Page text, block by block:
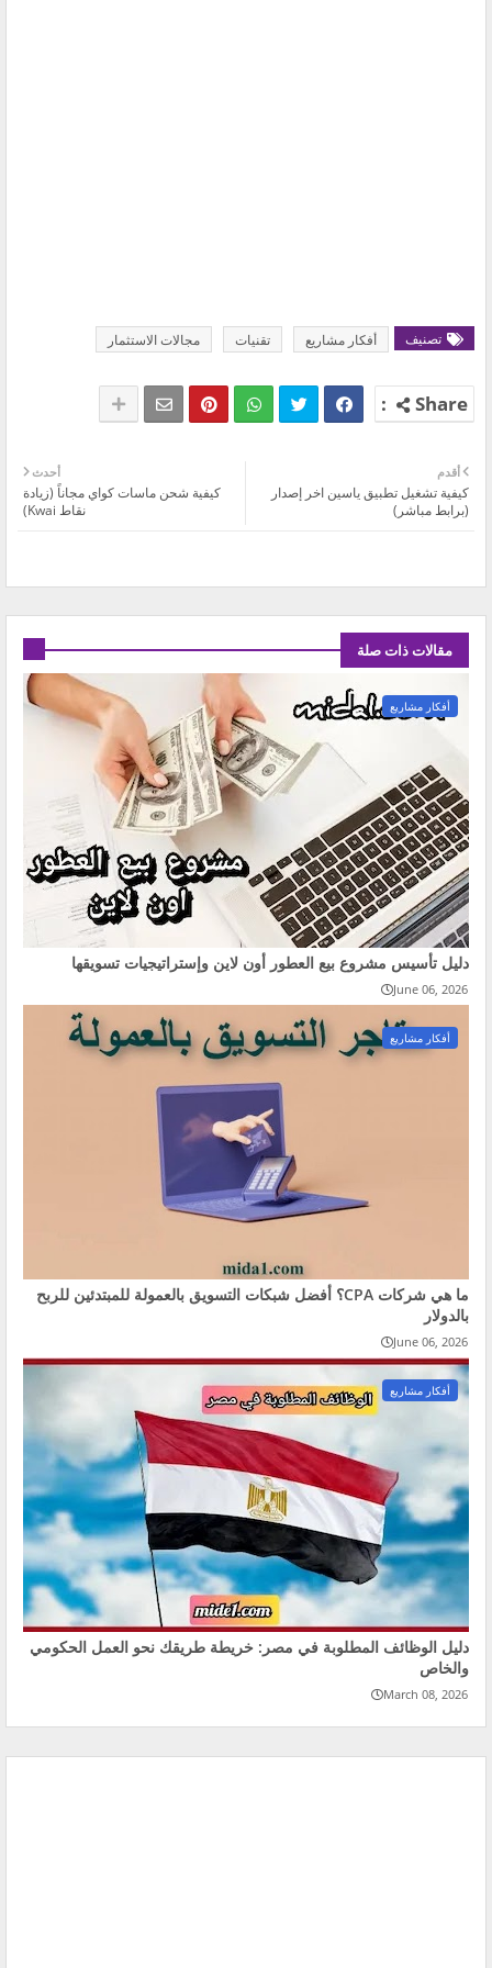
تصنيف أفكار مشاريع تقنيات مجالات الاستثمار
أحدث
كيفية شحن ماسات كواي مجاناً (زيادة
نقاط Kwai)
أقدم
كيفية تشغيل تطبيق ياسين اخر إصدار
(برابط مباشر)
مقالات ذات صلة
أفكار مشاريع
دليل تأسيس مشروع بيع العطور أون لاين وإستراتيجيات تسويقها
June 06, 2026
أفكار مشاريع
ما هي شركات CPA؟ أفضل شبكات التسويق بالعمولة للمبتدئين للربح
بالدولار
June 06, 2026
أفكار مشاريع
دليل الوظائف المطلوبة في مصر: خريطة طريقك نحو العمل الحكومي
والخاص
March 08, 2026